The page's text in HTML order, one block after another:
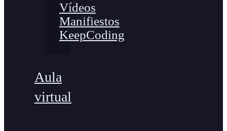
Vídeos
Manifiestos
KeepCoding
Aula
virtual